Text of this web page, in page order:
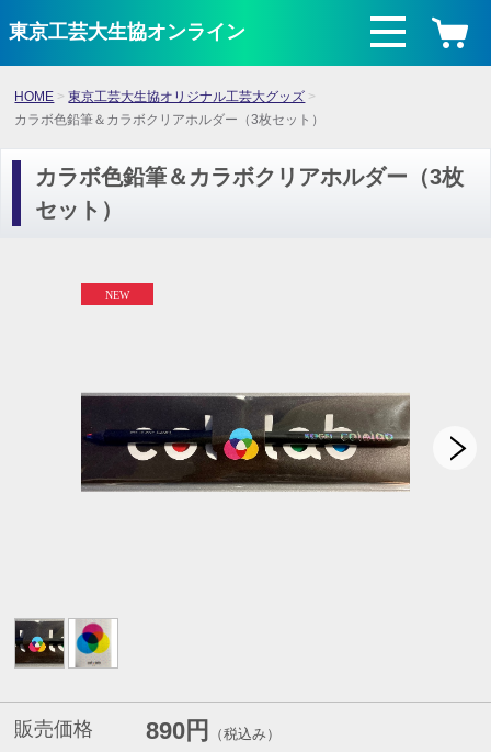
東京工芸大生協オンライン
HOME
東京工芸大生協オリジナル工芸大グッズ
カラボ色鉛筆＆カラボクリアホルダー（3枚セット）
カラボ色鉛筆＆カラボクリアホルダー（3枚
セット）
販売価格 890円 （税込み）